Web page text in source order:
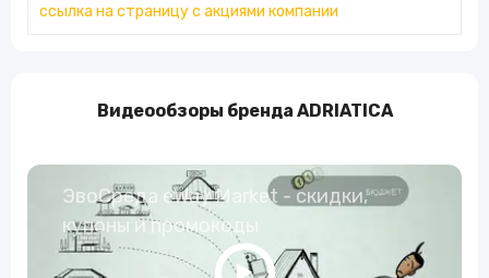
ссылка на страницу с акциями компании
Видеообзоры бренда ADRIATICA
ЭвоСреда eWay Market - скидки,
купоны и промокоды